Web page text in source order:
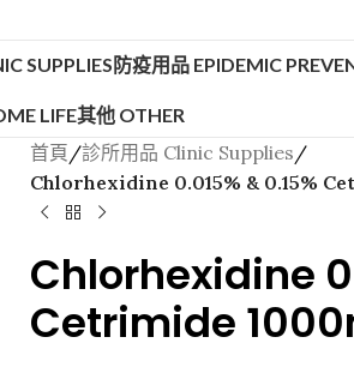
SUPPLIES防疫用品 EPIDEMIC
LIFE其他 OTHER
首頁/診所用品 Clinic Supplies/
Chlorhexidine 0.015% & 0.15%
Chlorhexidine
Cetrimide